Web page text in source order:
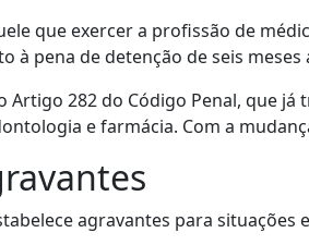
que exercer a profissão de
à pena de detenção de seis meses
Artigo 282 do Código Penal, que
e farmácia. Com a
agravantes para